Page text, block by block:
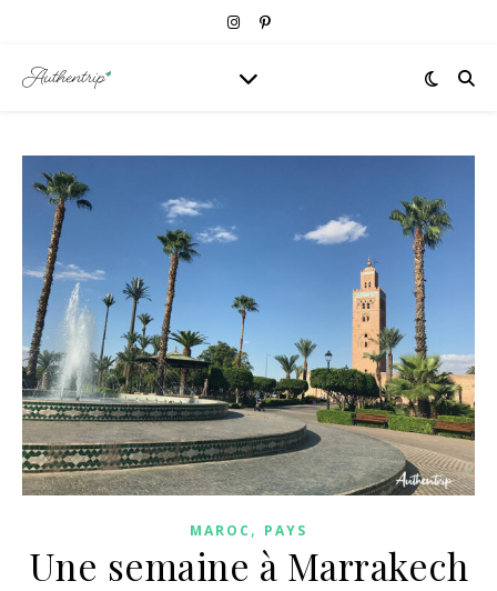
MAROC , PAYS
Une semaine à Marrakech